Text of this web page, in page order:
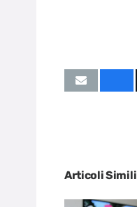
Articoli Simili